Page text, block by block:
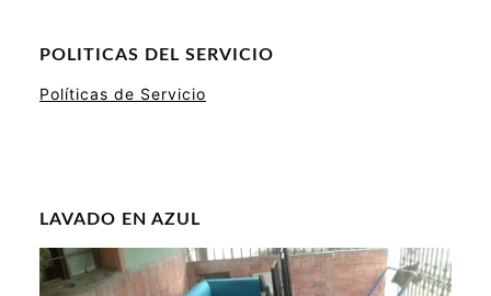
POLITICAS DEL SERVICIO
Políticas de Servicio
LAVADO EN AZUL